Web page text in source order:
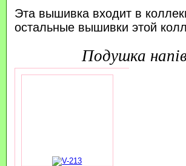
Эта вышивка входит в
остальные вышивки этой
подушка